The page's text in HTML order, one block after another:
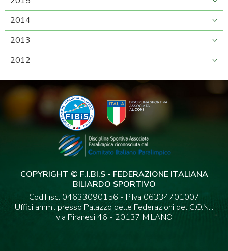
2014
2013
2012
COPYRIGHT © F.I.BI.S - FEDERAZIONE ITALIANA
BILIARDO SPORTIVO
Cod.Fisc. 04633090156 - P.Iva 06334701007
Uffici amm.: presso Palazzo delle Federazioni del C.O.N.I.
via Piranesi 46 - 20137 MILANO